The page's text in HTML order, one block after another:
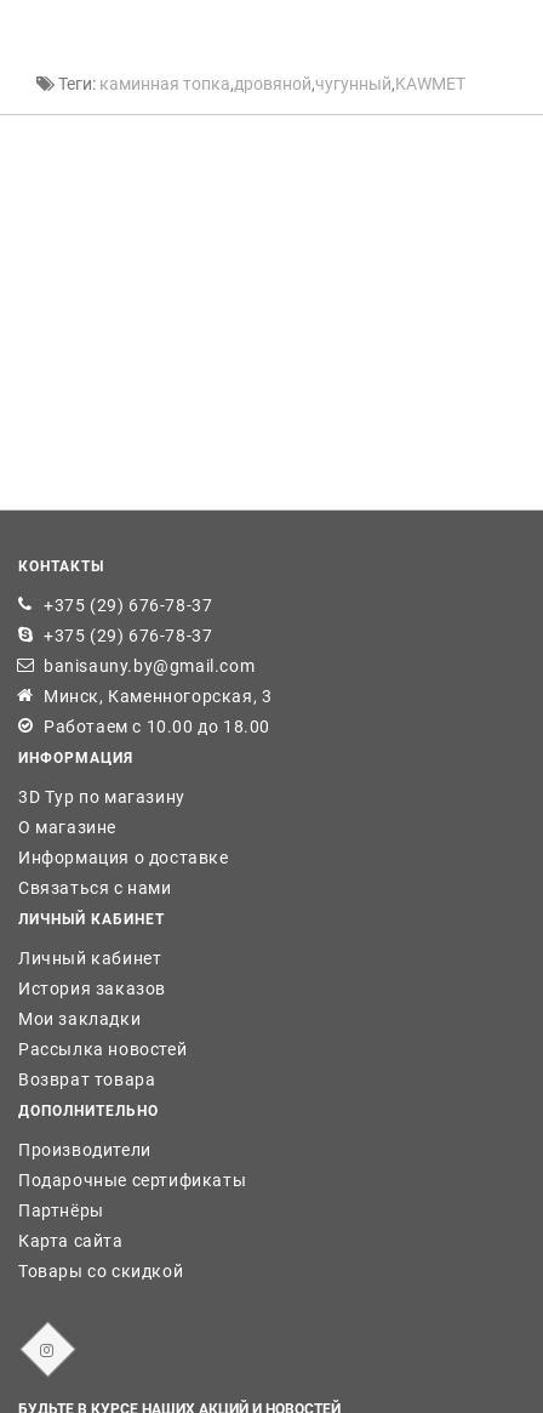
Теги: каминная топка,дровяной,чугунный,KAWMET
КОНТАКТЫ
+375 (29) 676-78-37
+375 (29) 676-78-37
banisauny.by@gmail.com
Минск, Каменногорская, 3
Работаем с 10.00 до 18.00
ИНФОРМАЦИЯ
3D Тур по магазину
О магазине
Информация о доставке
Связаться с нами
ЛИЧНЫЙ КАБИНЕТ
Личный кабинет
История заказов
Мои закладки
Рассылка новостей
Возврат товара
ДОПОЛНИТЕЛЬНО
Производители
Подарочные сертификаты
Партнёры
Карта сайта
Товары со скидкой
БУДЬТЕ В КУРСЕ НАШИХ АКЦИЙ И НОВОСТЕЙ